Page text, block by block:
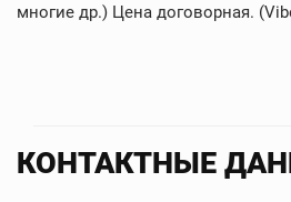
многие др.) Цена договорная.
КОНТАКТНЫЕ